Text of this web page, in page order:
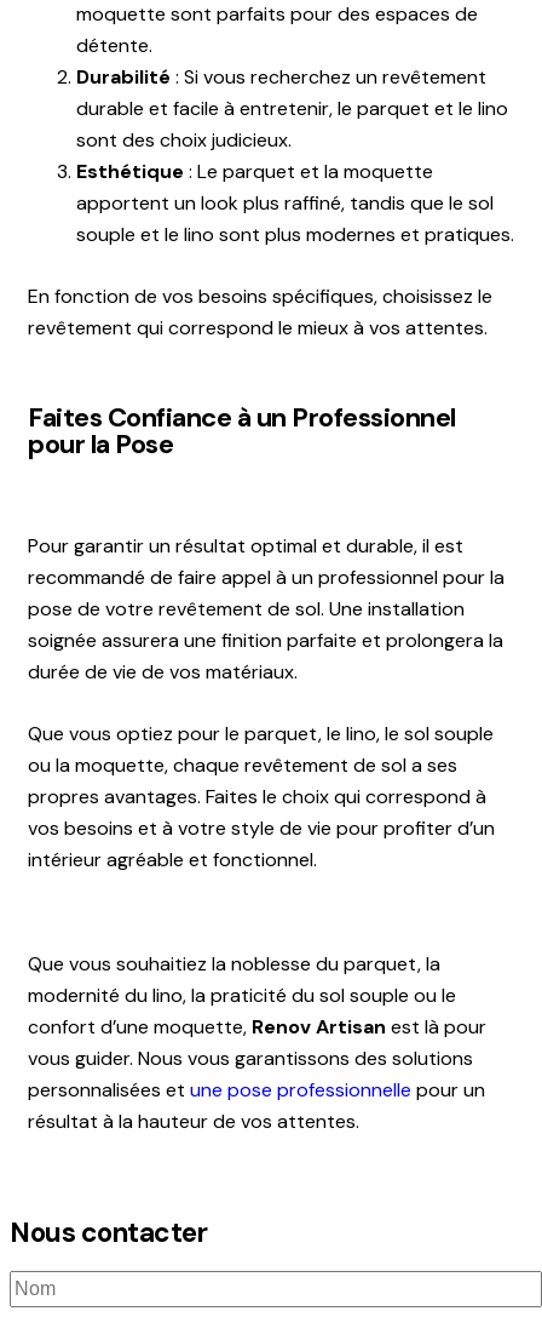
moquette sont parfaits pour des espaces de
détente.
Durabilité : Si vous recherchez un revêtement
durable et facile à entretenir, le parquet et le lino
sont des choix judicieux.
Esthétique : Le parquet et la moquette
apportent un look plus raffiné, tandis que le sol
souple et le lino sont plus modernes et pratiques.
En fonction de vos besoins spécifiques, choisissez le
revêtement qui correspond le mieux à vos attentes.
Faites Confiance à un Professionnel
pour la Pose
Pour garantir un résultat optimal et durable, il est
recommandé de faire appel à un professionnel pour la
pose de votre revêtement de sol. Une installation
soignée assurera une finition parfaite et prolongera la
durée de vie de vos matériaux.
Que vous optiez pour le parquet, le lino, le sol souple
ou la moquette, chaque revêtement de sol a ses
propres avantages. Faites le choix qui correspond à
vos besoins et à votre style de vie pour profiter d’un
intérieur agréable et fonctionnel.
Que vous souhaitiez la noblesse du parquet, la
modernité du lino, la praticité du sol souple ou le
confort d’une moquette, Renov Artisan est là pour
vous guider. Nous vous garantissons des solutions
personnalisées et une pose professionnelle pour un
résultat à la hauteur de vos attentes.
Nous contacter